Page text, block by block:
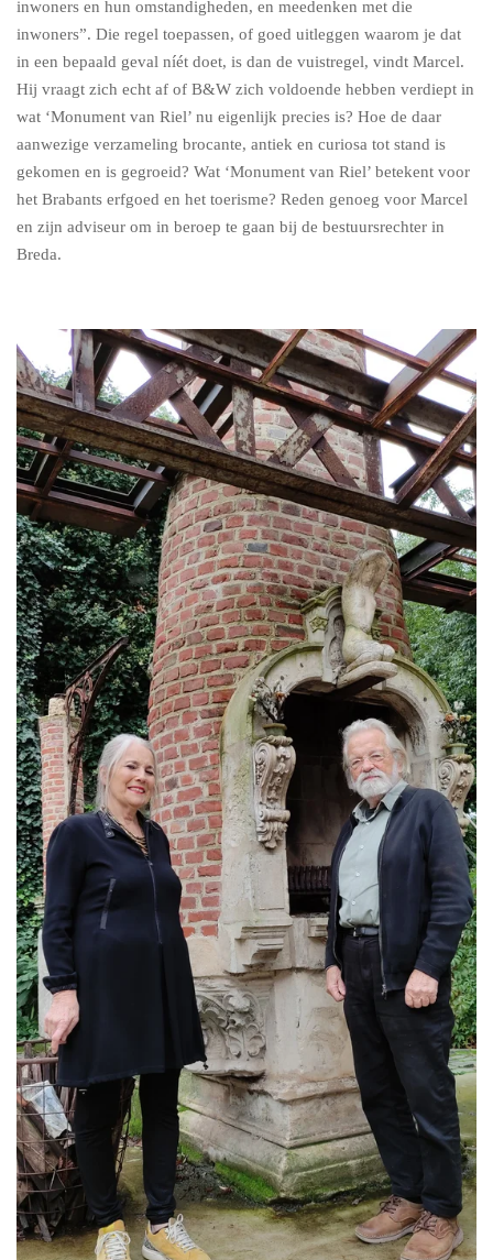
inwoners en hun omstandigheden, en meedenken met die
inwoners”. Die regel toepassen, of goed uitleggen waarom je dat
in een bepaald geval níét doet, is dan de vuistregel, vindt Marcel.
Hij vraagt zich echt af of B&W zich voldoende hebben verdiept in
wat ‘Monument van Riel’ nu eigenlijk precies is? Hoe de daar
aanwezige verzameling brocante, antiek en curiosa tot stand is
gekomen en is gegroeid? Wat ‘Monument van Riel’ betekent voor
het Brabants erfgoed en het toerisme? Reden genoeg voor Marcel
en zijn adviseur om in beroep te gaan bij de bestuursrechter in
Breda.